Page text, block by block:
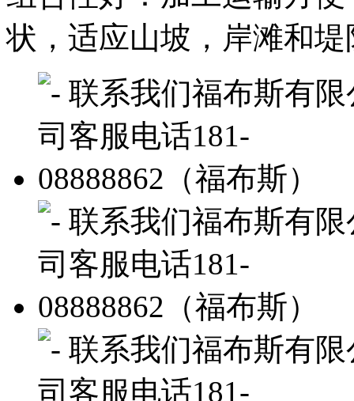
状，适应山坡，岸滩和